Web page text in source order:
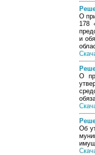
О
178
и
О
Об